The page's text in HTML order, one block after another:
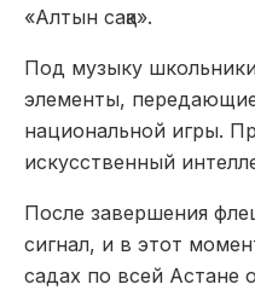
«Алтын сақа».
Под музыку
элементы,
национальной игры.
искусственный
После завершения
сигнал, и в этот
садах по всей Астане